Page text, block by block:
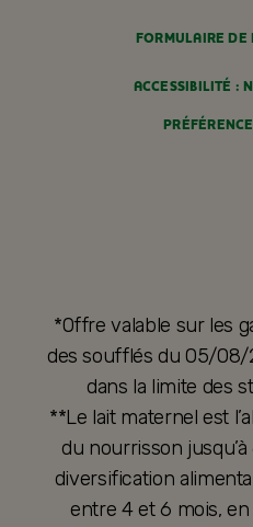
FORMULAIRE DE
ACCESSIBILITÉ :
*Offre valable sur les
des soufflés du 05/
dans la limite des
**Le lait maternel est
du nourrisson
diversification
entre 4 et 6 mois,